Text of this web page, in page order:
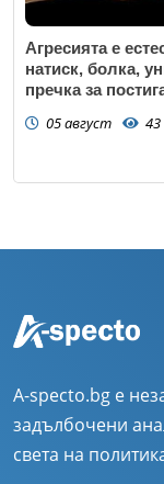
Агресията е
натиск, болка,
пречка за
05 август 43
A-specto.bg е
задълбочени
света на